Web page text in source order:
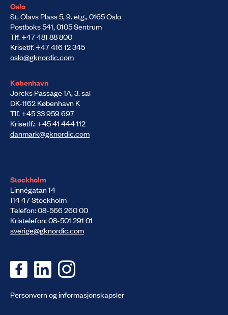
Oslo
St. Olavs Plass 5, 9. etg., 0165 Oslo
Postboks 541, 0105 Sentrum
Tlf. +47 481 88 800
Krisetlf. +47 416 12 345
oslo@gknordic.com
København
Jorcks Passage 1A, 3. sal
DK-1162 København K
Tlf. +45 33 959 697
Krisetlf.: +45 41 444 112
danmark@gknordic.com
Stockholm
Linnégatan 14
114 47 Stockholm
Telefon: 08-566 260 00
Kristelefon: 08-501 291 01
sverige@gknordic.com
Personvern og informasjons­kapsler